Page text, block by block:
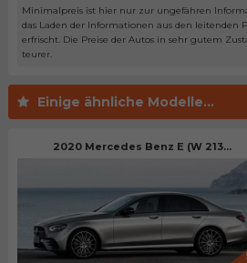
Minimalpreis ist hier nur zur ungefähren
das Laden der Informationen aus den leitenden
erfrischt. Die Preise der Autos in sehr gutem
teurer.
Einige ähnliche Modelle...
2020 Mercedes Benz E (W 213...